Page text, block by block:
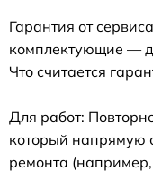
Гарантия от
комплектующие —
Что считается
Для работ:
который напрямую
ремонта